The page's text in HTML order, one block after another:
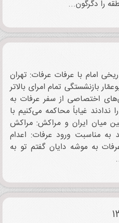
را دگرگون...
امام با عرفات عرفات: تهران
بازنشستگی تمام امرای بالاتر
اختصاصی از سفر عرفات به
ندادند غیاباً محاکمه می‌کنیم با
میان ایران و مراکش: مراکش
مناسبت ورود عرفات: اعدام
به موشه دایان گفتم تو به